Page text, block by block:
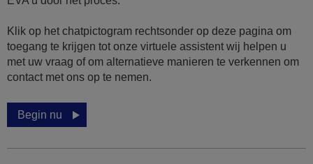
Klik op het chatpictogram rechtsonder op deze pagina om
toegang te krijgen tot onze virtuele assistent wij helpen u
met uw vraag of om alternatieve manieren te verkennen om
contact met ons op te nemen.
Begin nu